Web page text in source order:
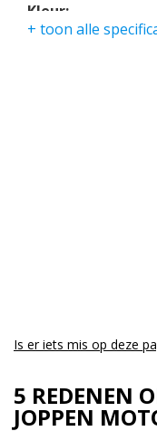
Kleur:
Remmen achter:
Kleppen:
+ toon alle
Is er iets mis op deze
5 REDENEN
JOPPEN